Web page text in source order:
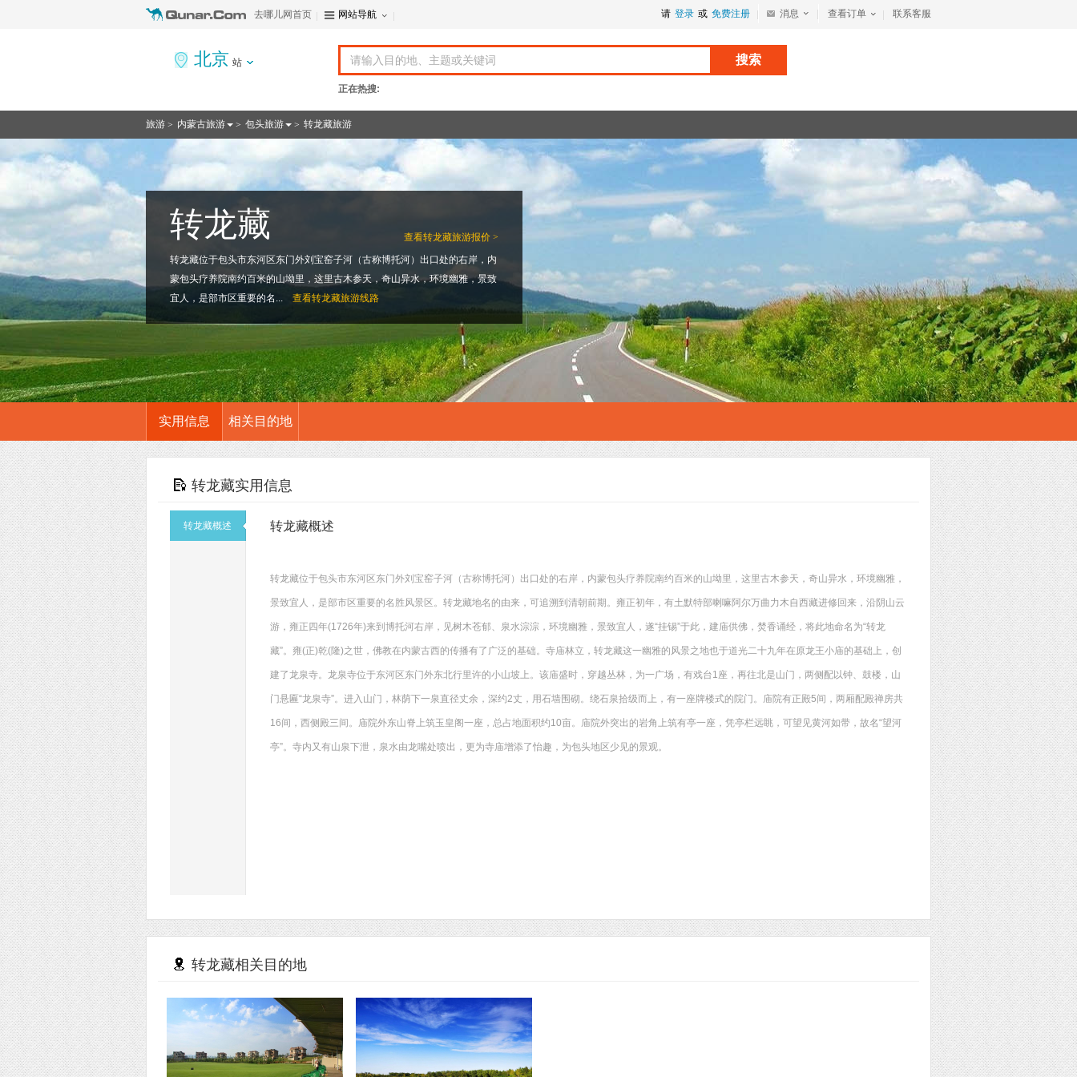
请 登录 或 免费注册 消息 查看订单 联系客服
去哪儿网首页 网站导航
北京 站 搜索
正在热搜:
旅游 > 内蒙古旅游 > 包头旅游 > 转龙藏旅游
查看转龙藏旅游报价 >
转龙藏
转龙藏位于包头市东河区东门外刘宝窑子河（古称博托河）出口处的右岸，内
蒙包头疗养院南约百米的山坳里，这里古木参天，奇山异水，环境幽雅，景致
宜人，是部市区重要的名...
查看转龙藏旅游线路
实用信息 相关目的地
转龙藏实用信息
转龙藏概述 转龙藏概述
转龙藏位于包头市东河区东门外刘宝窑子河（古称博托河）出口处的右岸，内蒙包头疗养院南约百米的山坳里，这里古木参天，奇山异水，环境幽雅，
景致宜人，是部市区重要的名胜风景区。转龙藏地名的由来，可追溯到清朝前期。雍正初年，有土默特部喇嘛阿尔万曲力木自西藏进修回来，沿阴山云
游，雍正四年(1726年)来到博托河右岸，见树木苍郁、泉水淙淙，环境幽雅，景致宜人，遂“挂锡”于此，建庙供佛，焚香诵经，将此地命名为“转龙
藏”。雍(正)乾(隆)之世，佛教在内蒙古西的传播有了广泛的基础。寺庙林立，转龙藏这一幽雅的风景之地也于道光二十九年在原龙王小庙的基础上，创
建了龙泉寺。龙泉寺位于东河区东门外东北行里许的小山坡上。该庙盛时，穿越丛林，为一广场，有戏台1座，再往北是山门，两侧配以钟、鼓楼，山
门悬匾“龙泉寺”。进入山门，林荫下一泉直径丈余，深约2丈，用石墙围砌。绕石泉拾级而上，有一座牌楼式的院门。庙院有正殿5间，两厢配殿禅房共
16间，西侧殿三间。庙院外东山脊上筑玉皇阁一座，总占地面积约10亩。庙院外突出的岩角上筑有亭一座，凭亭栏远眺，可望见黄河如带，故名“望河
亭”。寺内又有山泉下泄，泉水由龙嘴处喷出，更为寺庙增添了怡趣，为包头地区少见的景观。
转龙藏相关目的地